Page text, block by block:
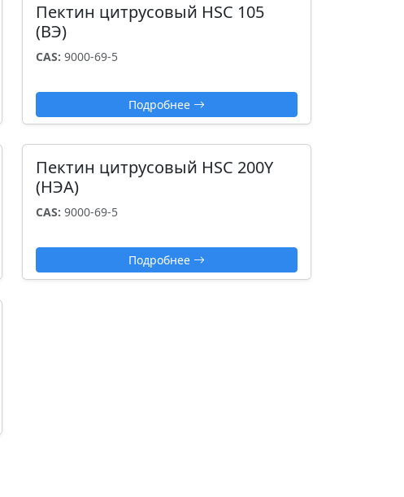
Пектин цитрусовый HSC 105
(ВЭ)
CAS: 9000-69-5
Подробнее
Пектин цитрусовый HSC 200Y
(НЭА)
CAS: 9000-69-5
Подробнее